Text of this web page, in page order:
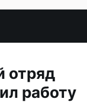
отряд
работу